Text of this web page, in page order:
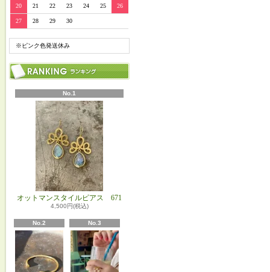
20 21 22 23 24 25 26
27 28 29 30
※ピンク色発送休み
No.1
オットマンスタイルピアス 671
4,500円(税込)
No.2 No.3